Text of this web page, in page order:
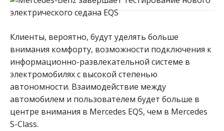
Клиенты, вероятно, будут уделять больше
внимания комфорту, возможности подключения к
информационно-развлекательной системе в
электромобилях с высокой степенью
автономности. Взаимодействие между
автомобилем и пользователем будет больше в
центре внимания в Mercedes EQS, чем в Mercedes
S-Class.